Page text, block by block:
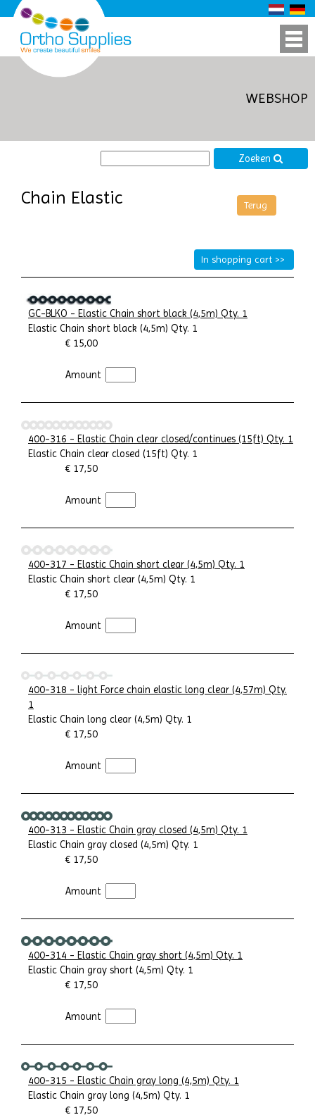
WEBSHOP
Zoeken
Chain Elastic
GC-BLKO - Elastic Chain short black (4,5m) Qty. 1
Elastic Chain short black (4,5m) Qty. 1
€ 15,00
Amount
400-316 - Elastic Chain clear closed/continues (15ft) Qty. 1
Elastic Chain clear closed (15ft) Qty. 1
€ 17,50
Amount
400-317 - Elastic Chain short clear (4,5m) Qty. 1
Elastic Chain short clear (4,5m) Qty. 1
€ 17,50
Amount
400-318 - light Force chain elastic long clear (4,57m) Qty.
1
Elastic Chain long clear (4,5m) Qty. 1
€ 17,50
Amount
400-313 - Elastic Chain gray closed (4,5m) Qty. 1
Elastic Chain gray closed (4,5m) Qty. 1
€ 17,50
Amount
400-314 - Elastic Chain gray short (4,5m) Qty. 1
Elastic Chain gray short (4,5m) Qty. 1
€ 17,50
Amount
400-315 - Elastic Chain gray long (4,5m) Qty. 1
Elastic Chain gray long (4,5m) Qty. 1
€ 17,50